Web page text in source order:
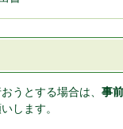
うとする場合は、 事
します。